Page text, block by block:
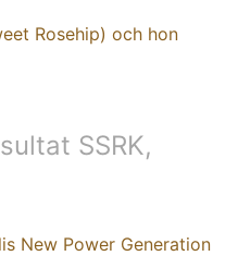
Rosehip) och hon
SSRK,
New Power Generation